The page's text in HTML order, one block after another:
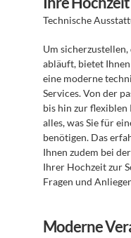
Technische
Um
abläuft, bietet
eine moderne
Services. Von der
bis hin zur flexiblen
alles, was Sie für
benötigen. Das
Ihnen zudem bei
Ihrer Hochzeit zur
Fragen und
Moderne